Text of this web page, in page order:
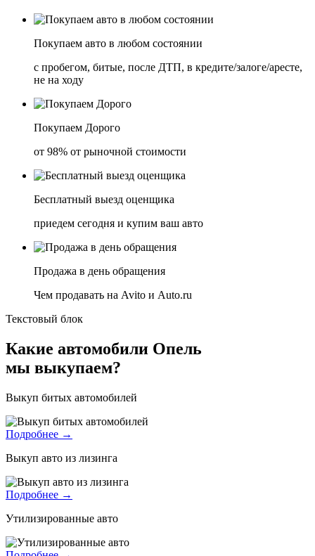
Покупаем авто в любом состоянии
с пробегом, битые, после ДТП, в кредите/залоге/аресте,
не на ходу
Покупаем Дорого
от 98% от рыночной стоимости
Бесплатный выезд оценщика
приедем сегодня и купим ваш авто
Продажа в день обращения
Чем продавать на Avito и Auto.ru
Текстовый блок
Какие автомобили Опель
мы выкупаем?
Выкуп битых автомобилей
Подробнее →
Выкуп авто из лизинга
Подробнее →
Утилизированные авто